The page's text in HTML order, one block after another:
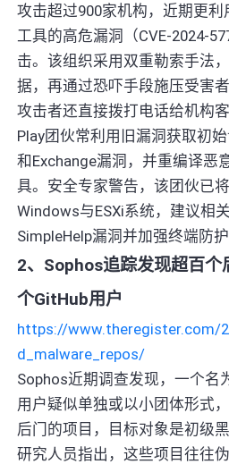
攻击超过900家机构，近期更利
工具的高危漏洞（CVE-2024-
击。该组织采用双重勒索手法
据，再通过恐吓手段施压受害
攻击者还直接拨打电话给机构
Play团伙常利用旧漏洞获取初
和Exchange漏洞，并重编译恶
具。安全专家警告，该团伙已
Windows与ESXi系统，建议相
SimpleHelp漏洞并加强终端防护
2、Sophos追踪发现超百个
个GitHub用户
https://www.theregister.com/
d_malware_repos/
Sophos近期调查发现，一个名
用户疑似单独或以小团体形式
后门的项目，目标对象是初级
研究人员指出，这些项目往往